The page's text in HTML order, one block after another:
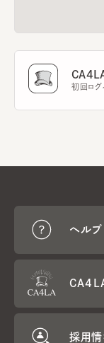
初回ログ
ヘルプ
採用情